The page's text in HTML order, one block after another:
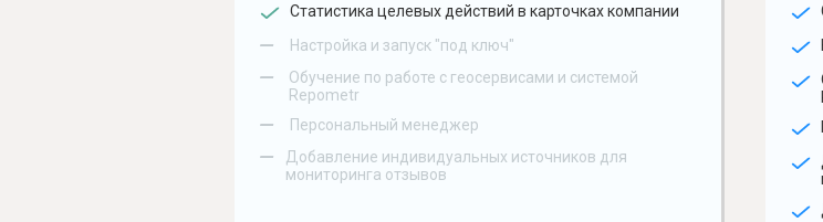
Статистика целевых действий в карточках компании
– Настройка и запуск "под ключ"
–
Обучение по работе с геосервисами и системой
Repometr
– Персональный менеджер
–
Добавление индивидуальных источников для
мониторинга отзывов